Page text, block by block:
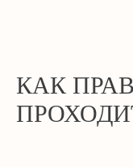
КАК